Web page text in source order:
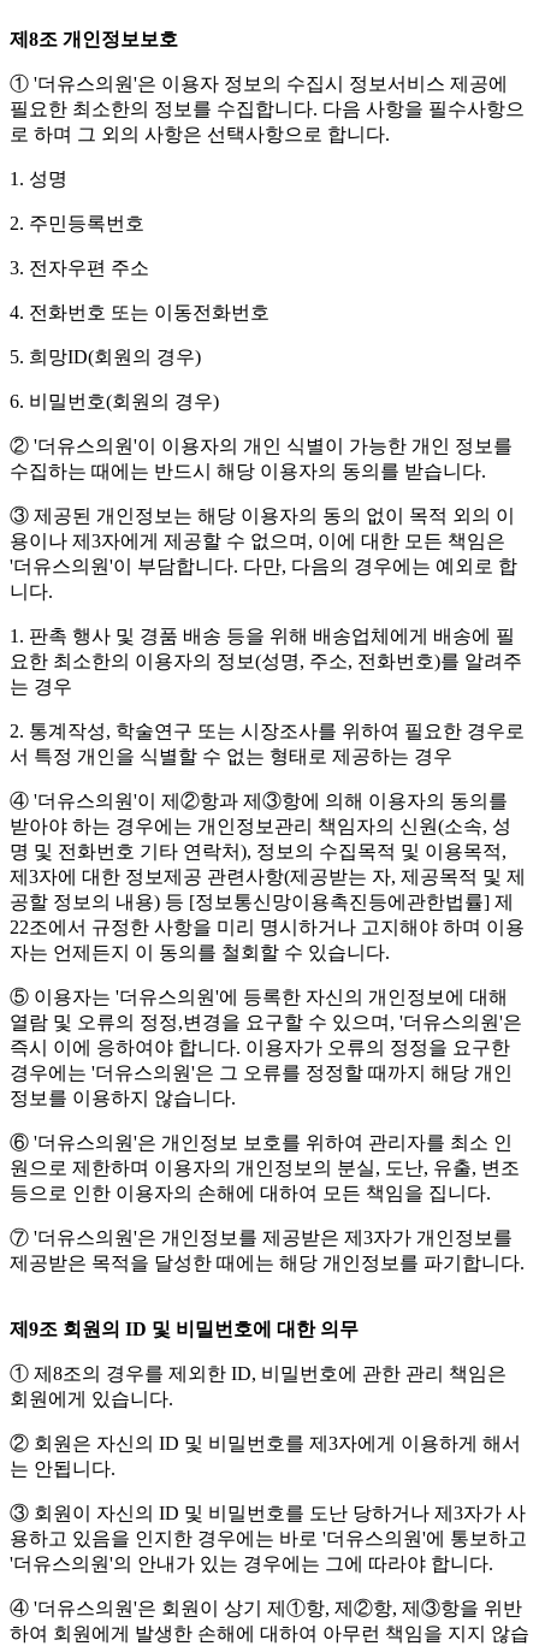
제8조 개인정보보호
① '더유스의원'은 이용자 정보의 수집시 정보서비스 제공에
필요한 최소한의 정보를 수집합니다. 다음 사항을 필수사항으
로 하며 그 외의 사항은 선택사항으로 합니다.
1. 성명
2. 주민등록번호
3. 전자우편 주소
4. 전화번호 또는 이동전화번호
5. 희망ID(회원의 경우)
6. 비밀번호(회원의 경우)
② '더유스의원'이 이용자의 개인 식별이 가능한 개인 정보를
수집하는 때에는 반드시 해당 이용자의 동의를 받습니다.
③ 제공된 개인정보는 해당 이용자의 동의 없이 목적 외의 이
용이나 제3자에게 제공할 수 없으며, 이에 대한 모든 책임은
'더유스의원'이 부담합니다. 다만, 다음의 경우에는 예외로 합
니다.
1. 판촉 행사 및 경품 배송 등을 위해 배송업체에게 배송에 필
요한 최소한의 이용자의 정보(성명, 주소, 전화번호)를 알려주
는 경우
2. 통계작성, 학술연구 또는 시장조사를 위하여 필요한 경우로
서 특정 개인을 식별할 수 없는 형태로 제공하는 경우
④ '더유스의원'이 제②항과 제③항에 의해 이용자의 동의를
받아야 하는 경우에는 개인정보관리 책임자의 신원(소속, 성
명 및 전화번호 기타 연락처), 정보의 수집목적 및 이용목적,
제3자에 대한 정보제공 관련사항(제공받는 자, 제공목적 및 제
공할 정보의 내용) 등 [정보통신망이용촉진등에관한법률] 제
22조에서 규정한 사항을 미리 명시하거나 고지해야 하며 이용
자는 언제든지 이 동의를 철회할 수 있습니다.
⑤ 이용자는 '더유스의원'에 등록한 자신의 개인정보에 대해
열람 및 오류의 정정,변경을 요구할 수 있으며, '더유스의원'은
즉시 이에 응하여야 합니다. 이용자가 오류의 정정을 요구한
경우에는 '더유스의원'은 그 오류를 정정할 때까지 해당 개인
정보를 이용하지 않습니다.
⑥ '더유스의원'은 개인정보 보호를 위하여 관리자를 최소 인
원으로 제한하며 이용자의 개인정보의 분실, 도난, 유출, 변조
등으로 인한 이용자의 손해에 대하여 모든 책임을 집니다.
⑦ '더유스의원'은 개인정보를 제공받은 제3자가 개인정보를
제공받은 목적을 달성한 때에는 해당 개인정보를 파기합니다.
제9조 회원의 ID 및 비밀번호에 대한 의무
① 제8조의 경우를 제외한 ID, 비밀번호에 관한 관리 책임은
회원에게 있습니다.
② 회원은 자신의 ID 및 비밀번호를 제3자에게 이용하게 해서
는 안됩니다.
③ 회원이 자신의 ID 및 비밀번호를 도난 당하거나 제3자가 사
용하고 있음을 인지한 경우에는 바로 '더유스의원'에 통보하고
'더유스의원'의 안내가 있는 경우에는 그에 따라야 합니다.
④ '더유스의원'은 회원이 상기 제①항, 제②항, 제③항을 위반
하여 회원에게 발생한 손해에 대하여 아무런 책임을 지지 않습